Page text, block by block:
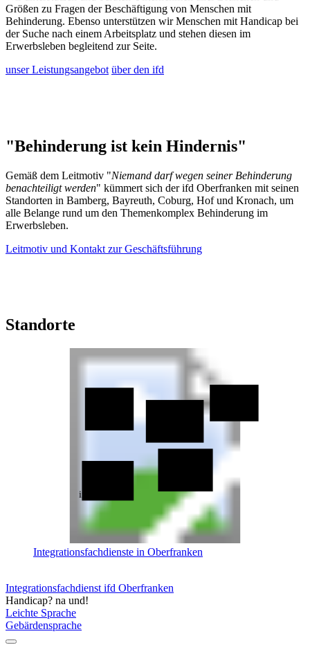
Größen zu Fragen der Beschäftigung von Menschen mit
Behinderung. Ebenso unterstützen wir Menschen mit Handicap bei
der Suche nach einem Arbeitsplatz und stehen diesen im
Erwerbsleben begleitend zur Seite.
unser Leistungsangebot über den ifd
"Behinderung ist kein Hindernis"
Gemäß dem Leitmotiv "Niemand darf wegen seiner Behinderung
benachteiligt werden" kümmert sich der ifd Oberfranken mit seinen
Standorten in Bamberg, Bayreuth, Coburg, Hof und Kronach, um
alle Belange rund um den Themenkomplex Behinderung im
Erwerbsleben.
Leitmotiv und Kontakt zur Geschäftsführung
Standorte
ifd Bamberg
Integrationsfachdienste in Oberfranken
Integrationsfachdienst ifd Oberfranken
Handicap? na und!
Leichte Sprache
Gebärdensprache